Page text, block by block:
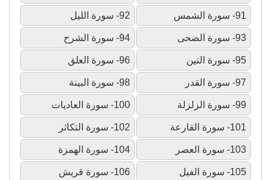
91- سورة الشمس 92- سورة الليل
93- سورة الضحى 94- سورة الشرح
95- سورة التين 96- سورة العلق
97- سورة القدر 98- سورة البينة
99- سورة الزلزلة 100- سورة العاديات
101- سورة القارعة 102- سورة التكاثر
103- سورة العصر 104- سورة الهمزة
105- سورة الفيل 106- سورة قريش